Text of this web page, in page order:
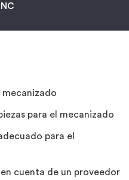
para el mecanizado
para el
cuenta de un proveedor